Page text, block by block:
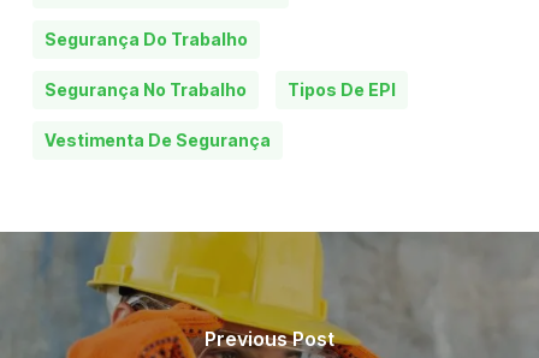
Segurança Do Trabalho
Segurança No Trabalho Tipos De EPI
Vestimenta De Segurança
Previous Post